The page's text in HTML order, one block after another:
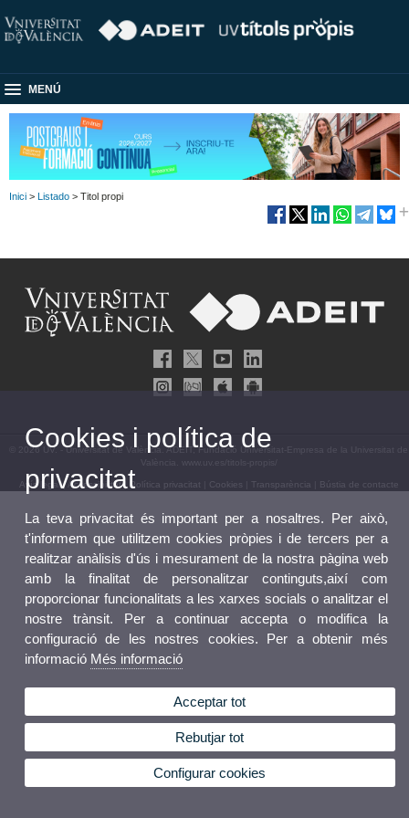
MENÚ
Inici > Listado > Titol propi
© 2026 UV. - Universitat de València. ADEIT, Fundació Universitat-Empresa de la Universitat de
València. www.uv.es/titols-propis/
Avís legal|Accessibilitat| Política privacitat Cookies Transparència Bústia de contacte
Cookies i política de
privacitat
La teva privacitat és important per a nosaltres. Per això,
t'informem que utilitzem cookies pròpies i de tercers per a
realitzar anàlisis d'ús i mesurament de la nostra pàgina web
amb la finalitat de personalitzar continguts,així com
proporcionar funcionalitats a les xarxes socials o analitzar el
nostre trànsit. Per a continuar accepta o modifica la
configuració de les nostres cookies. Per a obtenir més
informació Més informació
Acceptar tot
Rebutjar tot
Configurar cookies